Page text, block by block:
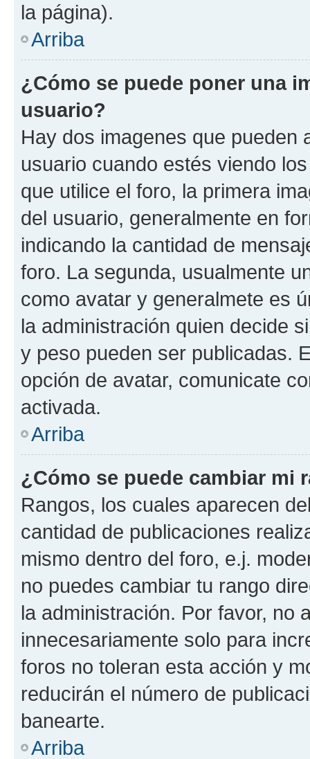
la página).
Arriba
¿Cómo se puede poner una
usuario?
Hay dos imagenes que pueden
usuario cuando estés viendo
que utilice el foro, la primera
del usuario, generalmente en
indicando la cantidad de
foro. La segunda, usualmente
como avatar y generalmete es
la administración quien decide
y peso pueden ser publicadas.
opción de avatar, comunicate
activada.
Arriba
¿Cómo se puede cambiar mi
Rangos, los cuales aparecen
cantidad de publicaciones
mismo dentro del foro, e.j.
no puedes cambiar tu rango
la administración. Por favor, no
innecesariamente solo para
foros no toleran esta acción y
reducirán el número de
banearte.
Arriba